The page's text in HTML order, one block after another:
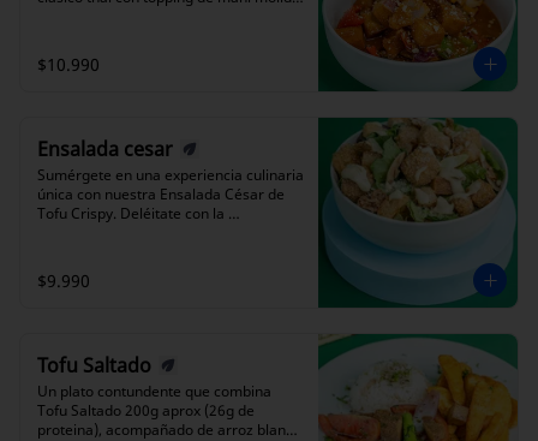
$10.990
Ensalada cesar
Sumérgete en una experiencia culinaria
única con nuestra Ensalada César de
Tofu Crispy. Deléitate con la
tocino vegano y trocitos dorados de
tofu. Todo esto se realza con nuestro
ensalada. Disfruta de una experiencia
única y deliciosa.
$9.990
Tofu Saltado
Un plato contundente que combina
Tofu Saltado 200g aprox (26g de
proteina), acompañado de arroz blanco